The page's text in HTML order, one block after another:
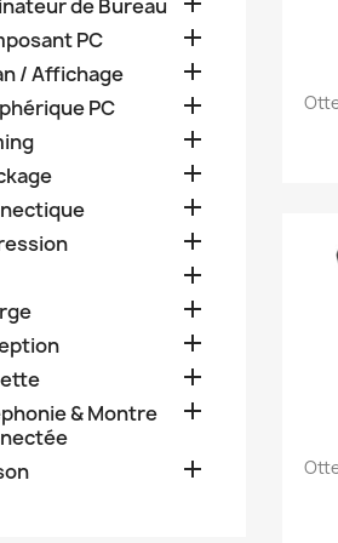
de Bureau
PC 
/ Affichage 
PC 








& Montre

